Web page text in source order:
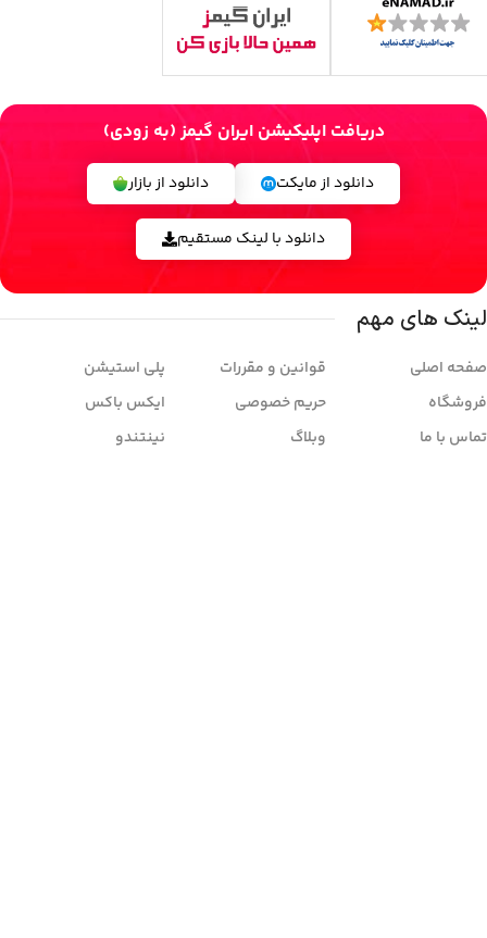
دریافت اپلیکیشن ایران گیمز (به زودی)
دانلود از مایکت دانلود از بازار
دانلود با لینک مستقیم
لینک های مهم
صفحه اصلی
فروشگاه
تماس با ما
قوانین و مقررات
حریم خصوصی
وبلاگ
پلی استیشن
ایکس باکس
نینتندو